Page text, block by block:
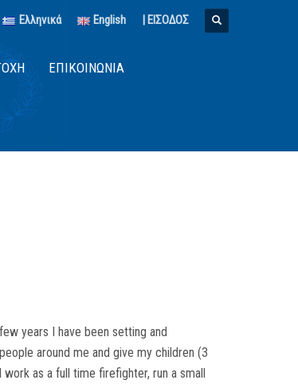
Ελληνικά English | ΕΙΣΟΔΟΣ
ΕΠΙΚΟΙΝΩΝΊΑ
years I have been setting and
around me and give my children (3
as a full time firefighter, run a small